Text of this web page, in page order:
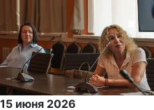
15 июня 2026